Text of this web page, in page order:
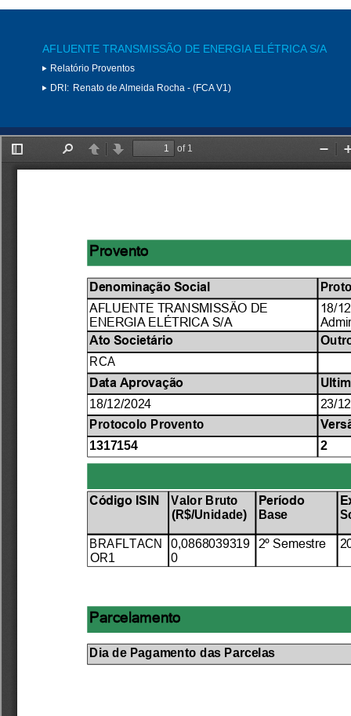
AFLUENTE TRANSMISSÃO DE ENERGIA ELÉTRICA S/A
Relatório Proventos
DRI: Renato de Almeida Rocha - (FCA V1)